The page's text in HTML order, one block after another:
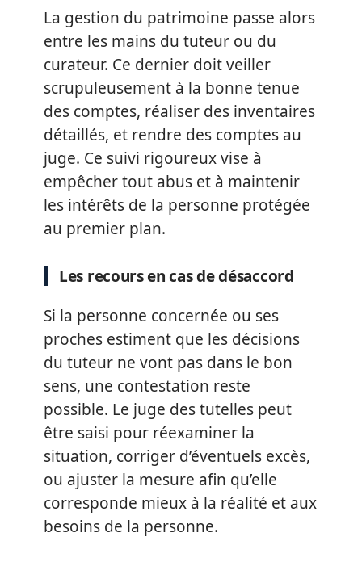
La gestion du patrimoine passe alors
entre les mains du tuteur ou du
curateur. Ce dernier doit veiller
scrupuleusement à la bonne tenue
des comptes, réaliser des inventaires
détaillés, et rendre des comptes au
juge. Ce suivi rigoureux vise à
empêcher tout abus et à maintenir
les intérêts de la personne protégée
au premier plan.
Les recours en cas de désaccord
Si la personne concernée ou ses
proches estiment que les décisions
du tuteur ne vont pas dans le bon
sens, une contestation reste
possible. Le juge des tutelles peut
être saisi pour réexaminer la
situation, corriger d’éventuels excès,
ou ajuster la mesure afin qu’elle
corresponde mieux à la réalité et aux
besoins de la personne.